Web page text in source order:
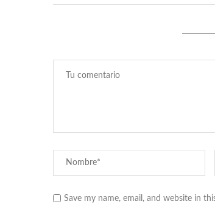
Save my name, email, and website in